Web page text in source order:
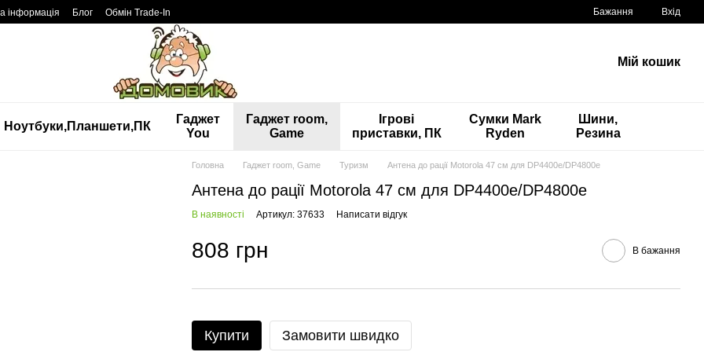
інформація Блог Обмін Trade-In Бажання Вхід
Мій кошик
Ноутбуки,Планшети,ПК
Гаджет
You
Гаджет room,
Game
Ігрові
приставки, ПК
Сумки Mark
Ryden
Шини,
Резина
Головна Гаджет room, Game Туризм Антена до рації Motorola 47 см для DP4400e/DP4800e
Антена до рації Motorola 47 см для DP4400e/DP4800e
В наявності Артикул: 37633 Написати відгук
808 грн В бажання
Купити Замовити швидко